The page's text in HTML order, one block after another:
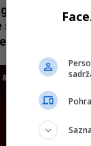
Kugla
sa istragom o
u